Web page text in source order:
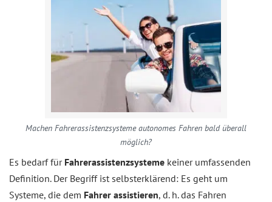
Machen Fahrerassistenzsysteme autonomes Fahren bald überall
möglich?
Es bedarf für Fahrerassistenzsysteme keiner umfassenden
Definition. Der Begriff ist selbsterklärend: Es geht um
Systeme, die dem Fahrer assistieren, d. h. das Fahren